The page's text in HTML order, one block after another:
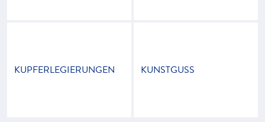
KUPFERLEGIERUNGEN KUNSTGUSS